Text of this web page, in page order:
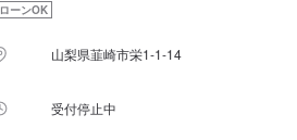
ローンOK
山梨県韮崎市栄1-1-14
受付停止中